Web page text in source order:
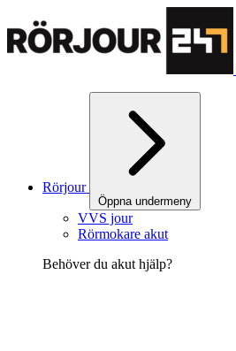
Rörjour
Öppna undermeny
VVS jour
Rörmokare akut
Behöver du akut hjälp?